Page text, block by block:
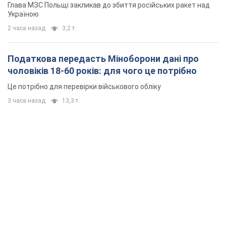
Глава МЗС Польщі закликав до збиття російських ракет над
Україною
2 часа назад 3,2 т.
Податкова передасть Міноборони дані про
чоловіків 18-60 років: для чого це потрібно
Це потрібно для перевірки військового обліку
3 часа назад 13,3 т.